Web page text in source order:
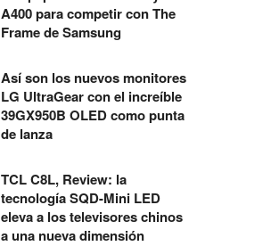
A400 para competir con The
Frame de Samsung
Así son los nuevos monitores
LG UltraGear con el increíble
39GX950B OLED como punta
de lanza
TCL C8L, Review: la
tecnología SQD-Mini LED
eleva a los televisores chinos
a una nueva dimensión